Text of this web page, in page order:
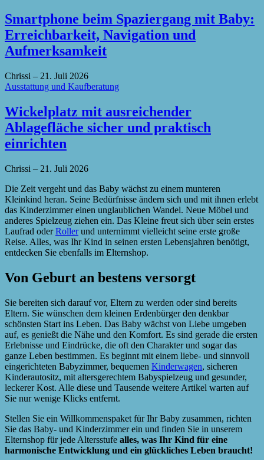
Smartphone beim Spaziergang mit Baby:
Erreichbarkeit, Navigation und
Aufmerksamkeit
Chrissi – 21. Juli 2026
Ausstattung und Kaufberatung
Wickelplatz mit ausreichender
Ablagefläche sicher und praktisch
einrichten
Chrissi – 21. Juli 2026
Die Zeit vergeht und das Baby wächst zu einem munteren
Kleinkind heran. Seine Bedürfnisse ändern sich und mit ihnen erlebt
das Kinderzimmer einen unglaublichen Wandel. Neue Möbel und
anderes Spielzeug ziehen ein. Das Kleine freut sich über sein erstes
Laufrad oderRollerund unternimmt vielleicht seine erste große
Reise. Alles, was Ihr Kind in seinen ersten Lebensjahren benötigt,
entdecken Sie ebenfalls im Elternshop.
Von Geburt an bestens versorgt
Sie bereiten sich darauf vor, Eltern zu werden oder sind bereits
Eltern. Sie wünschen dem kleinen Erdenbürger den denkbar
schönsten Start ins Leben. Das Baby wächst von Liebe umgeben
auf, es genießt die Nähe und den Komfort. Es sind gerade die ersten
Erlebnisse und Eindrücke, die oft den Charakter und sogar das
ganze Leben bestimmen. Es beginnt mit einem liebe- und sinnvoll
eingerichteten Babyzimmer, bequemen Kinderwagen, sicheren
Kinderautositz, mit altersgerechtem Babyspielzeug und gesunder,
leckerer Kost. Alle diese und Tausende weitere Artikel warten auf
Sie nur wenige Klicks entfernt.
Stellen Sie ein Willkommenspaket für Ihr Baby zusammen, richten
Sie das Baby- und Kinderzimmer ein und finden Sie in unserem
Elternshop für jede Altersstufe alles, was Ihr Kind für eine
harmonische Entwicklung und ein glückliches Leben braucht!